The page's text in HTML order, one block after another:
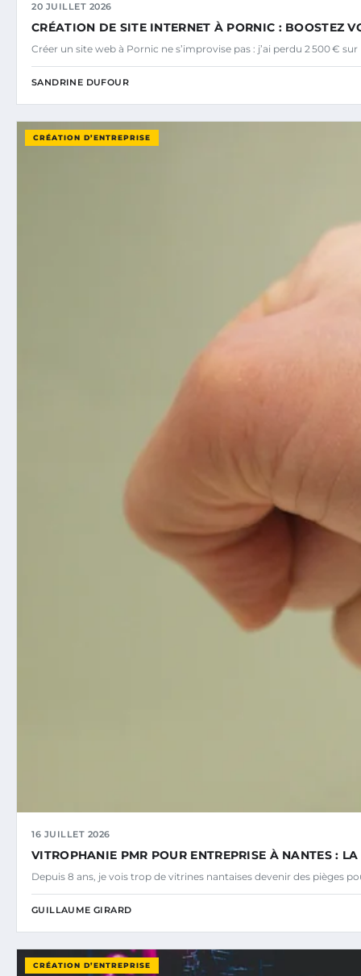
20 JUILLET 2026
CRÉATION DE SITE INTERNET À PORNIC : BOOSTEZ
Créer un site web à Pornic ne s’improvise pas : j’ai perdu 2 500 €
SANDRINE DUFOUR
CRÉATION D’ENTREPRISE
16 JUILLET 2026
VITROPHANIE PMR POUR ENTREPRISE À NANTES :
Depuis 8 ans, je vois trop de vitrines nantaises devenir des pièges
GUILLAUME GIRARD
CRÉATION D’ENTREPRISE